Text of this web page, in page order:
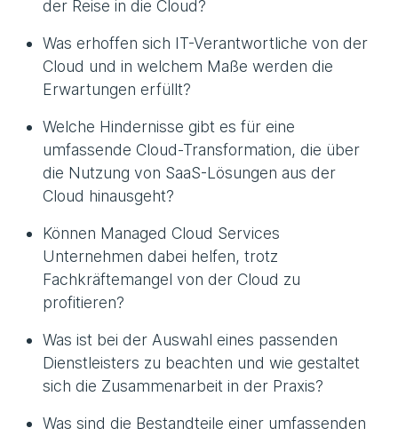
der Reise in die Cloud?
Was erhoffen sich IT-Verantwortliche von der
Cloud und in welchem Maße werden die
Erwartungen erfüllt?
Welche Hindernisse gibt es für eine
umfassende Cloud-Transformation, die über
die Nutzung von SaaS-Lösungen aus der
Cloud hinausgeht?
Können Managed Cloud Services
Unternehmen dabei helfen, trotz
Fachkräftemangel von der Cloud zu
profitieren?
Was ist bei der Auswahl eines passenden
Dienstleisters zu beachten und wie gestaltet
sich die Zusammenarbeit in der Praxis?
Was sind die Bestandteile einer umfassenden